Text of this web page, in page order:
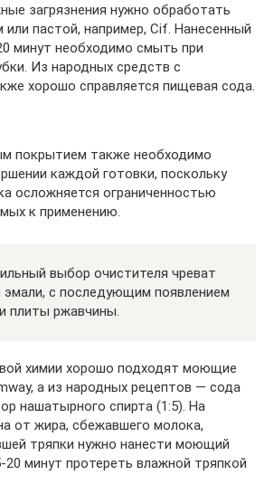
загрязнения нужно обработать
или пастой, например, Cif. Нанесенный
минут необходимо смыть при
Из народных средств с
хорошо справляется пищевая сода.
покрытием также необходимо
каждой готовки, поскольку
осложняется ограниченностью
к применению.
выбор очистителя чреват
с последующим появлением
плиты ржавчины.
химии хорошо подходят моющие
а из народных рецептов — сода
нашатырного спирта (1:5). На
от жира, сбежавшего молока,
тряпки нужно нанести моющий
20 минут протереть влажной тряпкой